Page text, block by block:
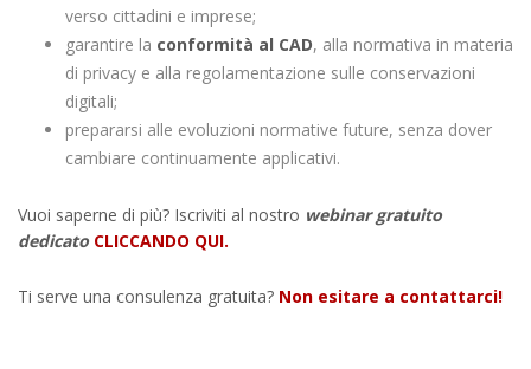
verso cittadini e imprese;
garantire la conformità al CAD, alla normativa in materia
di privacy e alla regolamentazione sulle conservazioni
digitali;
prepararsi alle evoluzioni normative future, senza dover
cambiare continuamente applicativi.
Vuoi saperne di più? Iscriviti al nostro webinar gratuito
dedicato CLICCANDO QUI.
Ti serve una consulenza gratuita? Non esitare a contattarci!